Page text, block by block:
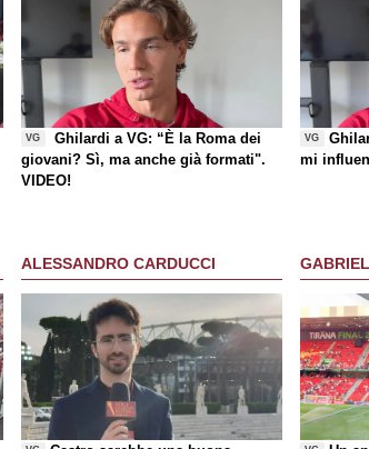
VG
Ghilardi a VG: “È la Roma dei
giovani? Sì, ma anche già formati".
VIDEO!
VG
mi
ALESSANDRO CARDUCCI